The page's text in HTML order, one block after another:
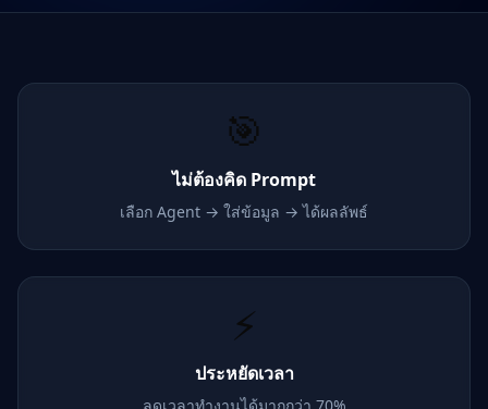
🎯
ไม่ต้องคิด Prompt
เลือก Agent → ใส่ข้อมูล → ได้ผลลัพธ์
⚡
ประหยัดเวลา